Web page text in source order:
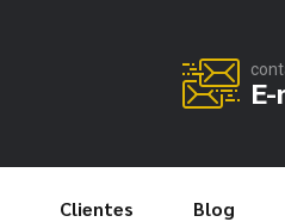
Clientes Blog